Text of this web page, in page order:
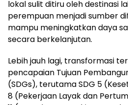
lokal sulit ditiru oleh destinasi
perempuan menjadi sumber
mampu meningkatkan daya
secara berkelanjutan.
Lebih jauh lagi, transformasi
pencapaian Tujuan
(SDGs), terutama SDG 5
8 (Pekerjaan Layak dan